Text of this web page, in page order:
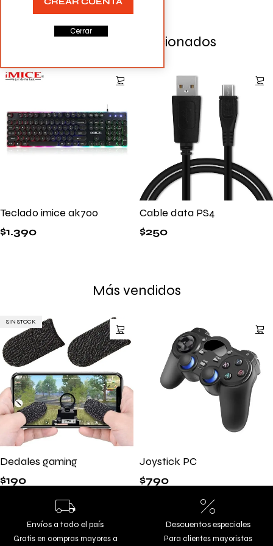
Productos Relacionados
Teclado imice ak700
$1.390
Cable data PS4
$250
Más vendidos
SIN STOCK
Dedales gaming
$190
Joystick PC
$790
Envíos a todo el país
Gratis en compras mayores a
Descuentos especiales
Para clientes mayoristas
Cerrar